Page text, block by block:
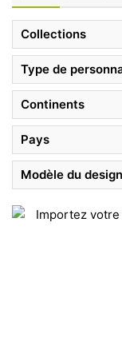
Collections
Type de
Continents
Pays
Modèle du design